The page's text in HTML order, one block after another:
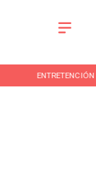
ENTRETENCIÓN